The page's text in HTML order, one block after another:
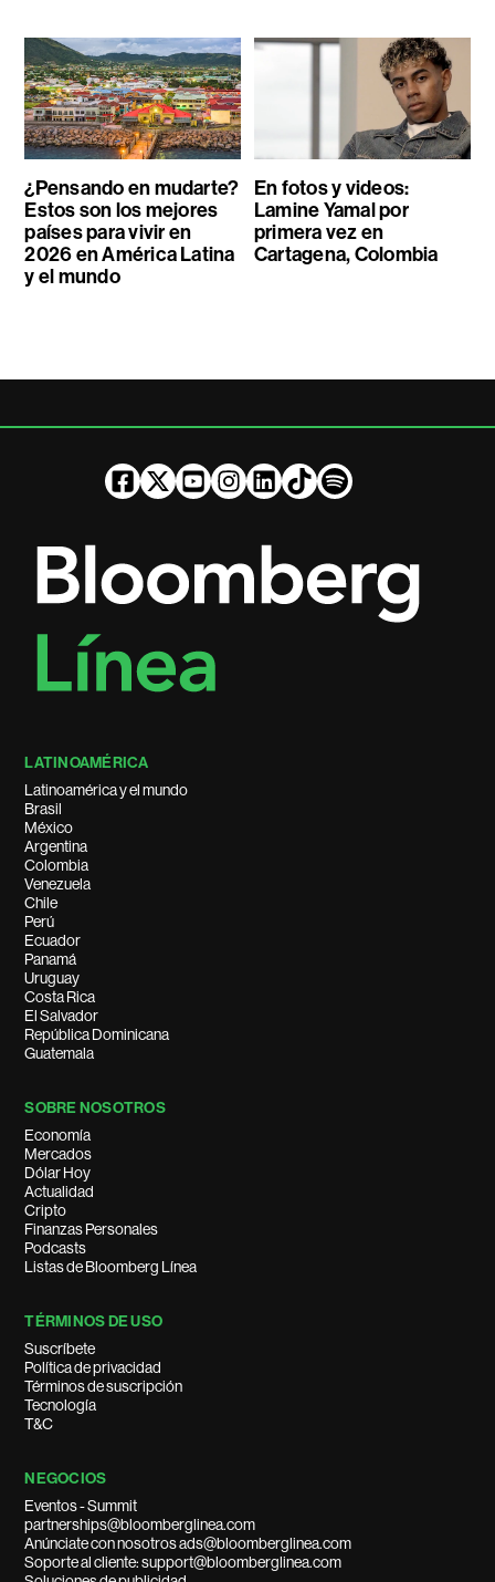
¿Pensando en mudarte?
Estos son los mejores
países para vivir en
2026 en América Latina
y el mundo
En fotos y videos:
Lamine Yamal por
primera vez en
Cartagena, Colombia
LATINOAMÉRICA
Latinoamérica y el mundo
Brasil
México
Argentina
Colombia
Venezuela
Chile
Perú
Ecuador
Panamá
Uruguay
Costa Rica
El Salvador
República Dominicana
Guatemala
SOBRE NOSOTROS
Economía
Mercados
Dólar Hoy
Actualidad
Cripto
Finanzas Personales
Podcasts
Listas de Bloomberg Línea
TÉRMINOS DE USO
Suscríbete
Política de privacidad
Términos de suscripción
Tecnología
T&C
NEGOCIOS
Eventos - Summit
partnerships@bloomberglinea.com
Anúnciate con nosotros ads@bloomberglinea.com
Soporte al cliente: support@bloomberglinea.com